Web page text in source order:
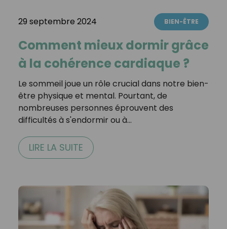
29 septembre 2024 BIEN-ÊTRE
Comment mieux dormir grâce
à la cohérence cardiaque ?
Le sommeil joue un rôle crucial dans notre bien-
être physique et mental. Pourtant, de
nombreuses personnes éprouvent des
difficultés à s'endormir ou à…
LIRE LA SUITE